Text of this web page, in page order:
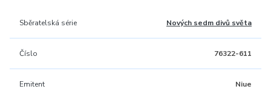
Sběratelská série Nových sedm divů světa
Číslo 76322-611
Emitent Niue